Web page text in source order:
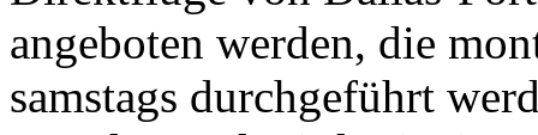
angeboten werden, die
samstags durchgeführt